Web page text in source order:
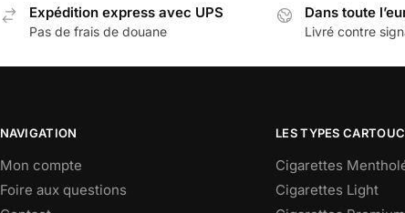
Expédition express avec UPS
Pas de frais de douane
Dans toute
Livré contre
NAVIGATION
Mon compte
Foire aux questions
LES TYPES
Cigarettes
Cigarettes Light